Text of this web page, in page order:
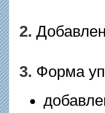
2.
3. Форма